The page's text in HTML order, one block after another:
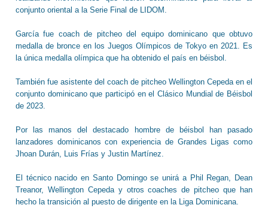
conjunto oriental a la Serie Final de LIDOM.
García fue coach de pitcheo del equipo dominicano que obtuvo
medalla de bronce en los Juegos Olímpicos de Tokyo en 2021. Es
la única medalla olímpica que ha obtenido el país en béisbol.
También fue asistente del coach de pitcheo Wellington Cepeda en el
conjunto dominicano que participó en el Clásico Mundial de Béisbol
de 2023.
Por las manos del destacado hombre de béisbol han pasado
lanzadores dominicanos con experiencia de Grandes Ligas como
Jhoan Durán, Luis Frías y Justin Martínez.
El técnico nacido en Santo Domingo se unirá a Phil Regan, Dean
Treanor, Wellington Cepeda y otros coaches de pitcheo que han
hecho la transición al puesto de dirigente en la Liga Dominicana.